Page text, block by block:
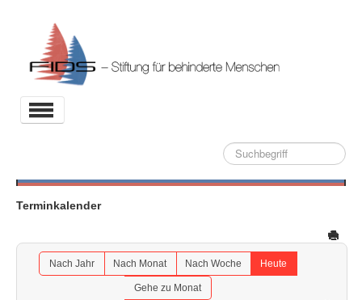
Toggle
Navigation
Stiftung
Kontakt
Suche
Terminkalender
Nach Jahr Nach Monat Nach Woche Heute
Gehe zu Monat